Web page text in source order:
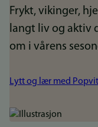
Frykt, vikinger,
langt liv og aktiv
om i vårens
Lytt og lær med
Bilde